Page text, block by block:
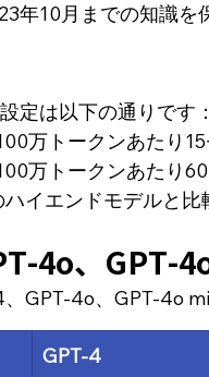
年10月までの知識を
定は以下の通りです：
万トークンあたり15
万トークンあたり60
イエンドモデルと比
4o、GPT-
GPT-4o、GPT-4o
GPT-4